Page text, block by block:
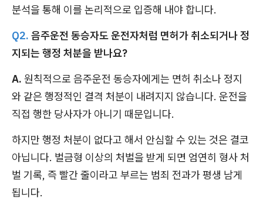
분석을 통해 이를 논리적으로 입증해 내야 합니다.
Q2. 음주운전 동승자도 운전자처럼 면허가 취소되거나 정
지되는 행정 처분을 받나요?
A. 원칙적으로 음주운전 동승자에게는 면허 취소나 정지
와 같은 행정적인 결격 처분이 내려지지 않습니다. 운전을
직접 행한 당사자가 아니기 때문입니다.
하지만 행정 처분이 없다고 해서 안심할 수 있는 것은 결코
아닙니다. 벌금형 이상의 처벌을 받게 되면 엄연히 형사 처
벌 기록, 즉 빨간 줄이라고 부르는 범죄 전과가 평생 남게
됩니다.